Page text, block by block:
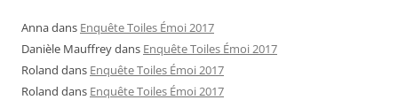
Annadans Enquête Toiles Émoi 2017
Danièle Mauffreydans Enquête Toiles Émoi 2017
Roland dans Enquête Toiles Émoi 2017
Roland dans Enquête Toiles Émoi 2017